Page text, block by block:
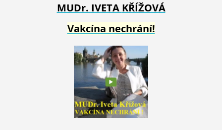
MUDr. IVETA KŘÍŽOVÁ
Vakcína nechrání!